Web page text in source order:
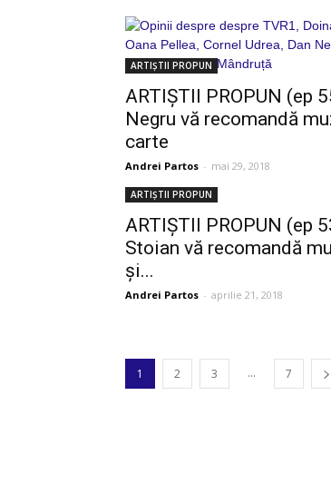
ARTIȘTII PROPUN
ARTIȘTII PROPUN (ep
Negru vă recomandă
carte
Andrei Partos - mai 29, 2018
ARTIȘTII PROPUN
ARTIȘTII PROPUN (ep
Stoian vă recomandă
și...
Andrei Partos - aprilie 21, 2018
1 2 3 ... 7